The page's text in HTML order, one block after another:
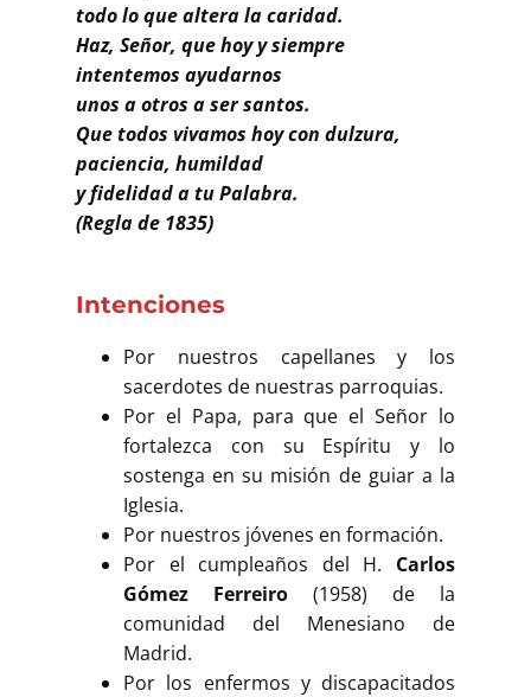
todo lo que altera la caridad.
Haz, Señor, que hoy y siempre
intentemos ayudarnos
unos a otros a ser santos.
Que todos vivamos hoy con dulzura,
paciencia, humildad
y fidelidad a tu Palabra.
(Regla de 1835)
Intenciones
Por nuestros capellanes y los
sacerdotes de nuestras parroquias.
Por el Papa, para que el Señor lo
fortalezca con su Espíritu y lo
sostenga en su misión de guiar a la
Iglesia.
Por nuestros jóvenes en formación.
Por el cumpleaños del H. Carlos
Gómez Ferreiro (1958) de la
comunidad del Menesiano de
Madrid.
Por los enfermos y discapacitados